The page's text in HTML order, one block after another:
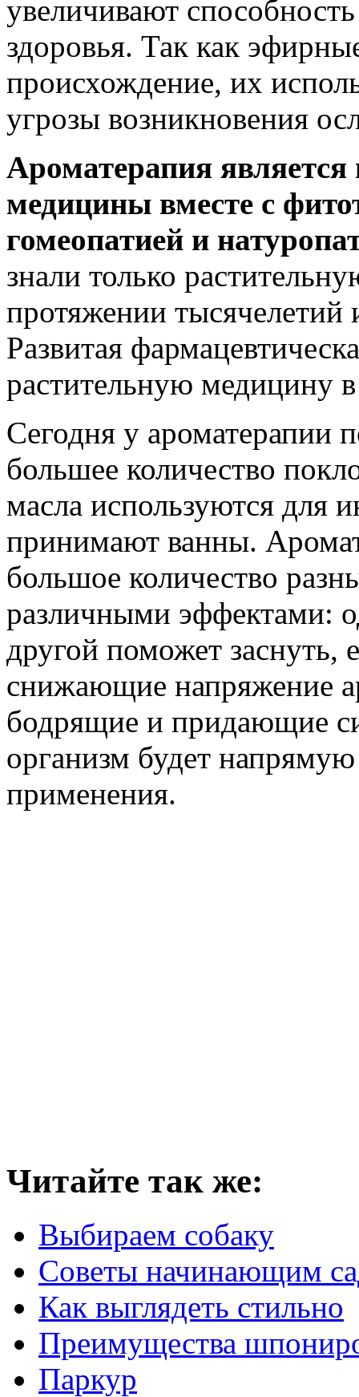
увеличивают
здоровья. Так как
происхождение, их
угрозы возникновения
Ароматерапия
медицины вместе с
гомеопатией и
знали только
протяжении тысячелетий
Развитая
растительную медицину
Сегодня у ароматерапии
большее количество
масла используются для
принимают ванны.
большое количество
различными эффектами:
другой поможет заснуть,
снижающие напряжение
бодрящие и придающие
организм будет
применения.
Читайте так же:
Выбираем собаку
Советы начинающим
Как выглядеть стильно
Преимущества
Паркур